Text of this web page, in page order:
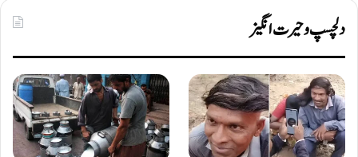
دلچسپ و حیرت انگیز